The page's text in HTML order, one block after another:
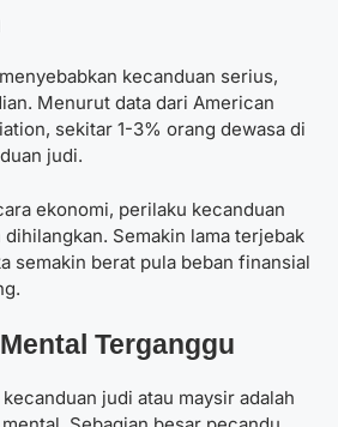
kecanduan serius,
Menurut data dari American
sekitar 1-3% orang dewasa di
judi.
ekonomi, perilaku kecanduan
Semakin lama terjebak
semakin berat pula beban finansial
Terganggu
judi atau maysir adalah